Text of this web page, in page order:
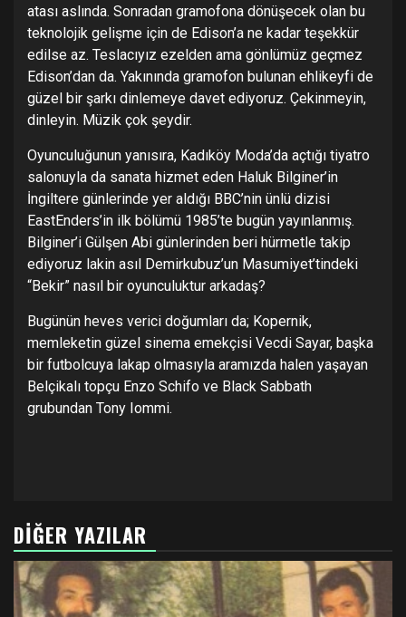
atası aslında. Sonradan gramofona dönüşecek olan bu
teknolojik gelişme için de Edison’a ne kadar teşekkür
edilse az. Teslacıyız ezelden ama gönlümüz geçmez
Edison’dan da. Yakınında gramofon bulunan ehlikeyfi de
güzel bir şarkı dinlemeye davet ediyoruz. Çekinmeyin,
dinleyin. Müzik çok şeydir.
Oyunculuğunun yanısıra, Kadıköy Moda’da açtığı tiyatro
salonuyla da sanata hizmet eden Haluk Bilginer’in
İngiltere günlerinde yer aldığı BBC’nin ünlü dizisi
EastEnders’in ilk bölümü 1985’te bugün yayınlanmış.
Bilginer’i Gülşen Abi günlerinden beri hürmetle takip
ediyoruz lakin asıl Demirkubuz’un Masumiyet’tindeki
“Bekir” nasıl bir oyunculuktur arkadaş?
Bugünün heves verici doğumları da; Kopernik,
memleketin güzel sinema emekçisi Vecdi Sayar, başka
bir futbolcuya lakap olmasıyla aramızda halen yaşayan
Belçikalı topçu Enzo Schifo ve Black Sabbath
grubundan Tony Iommi.
DIĞER YAZILAR